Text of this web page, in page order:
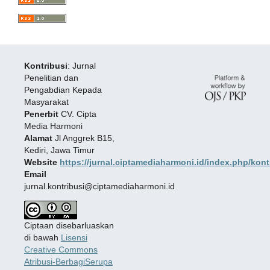
Kontribusi: Jurnal
Penelitian dan
Pengabdian Kepada
Masyarakat
PenerbitCV. Cipta
Media Harmoni
AlamatJl Anggrek B15,
Kediri, Jawa Timur
Website https://jurnal.ciptamediaharmoni.id/index.php/
Email
jurnal.kontribusi@ciptamediaharmoni.id
Ciptaan disebarluaskan
di bawah Lisensi
Creative Commons
Atribusi-BerbagiSerupa